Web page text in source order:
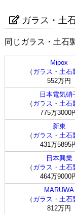
ガラス・土
同じガラス・土石
Mipox
（ ガラス・土石
552万円
日本電気硝
（ ガラス・土石
775万3000
新東
（ ガラス・土石
431万5895
日本興業
（ ガラス・土石
464万9000
MARUWA
（ ガラス・土石
812万円